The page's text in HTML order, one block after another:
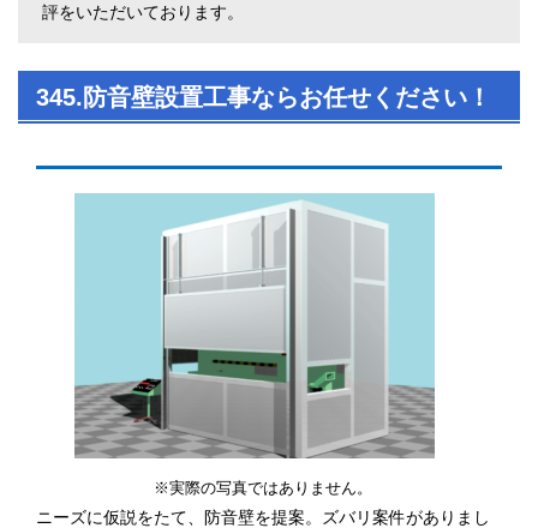
評をいただいております。
345.防音壁設置工事ならお任せください！
※実際の写真ではありません。
ニーズに仮説をたて、防音壁を提案。ズバリ案件がありまし